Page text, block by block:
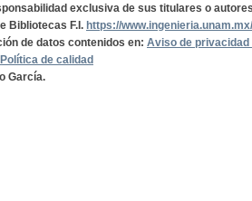
exclusiva de sus titulares o
Bibliotecas F.I. https://
de datos contenidos en: Aviso de privacidad
Política de calidad
García.